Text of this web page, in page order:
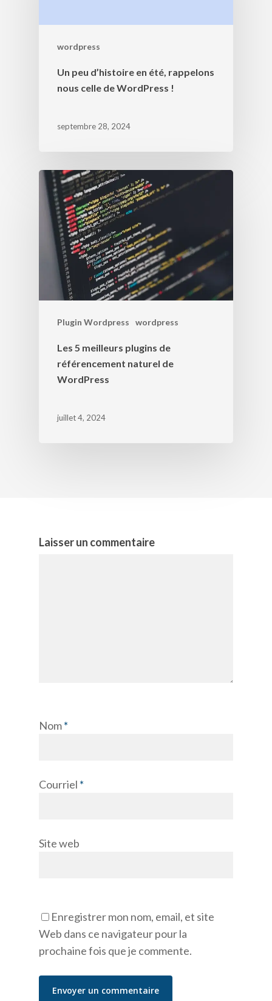
wordpress
Un peu d’histoire en été, rappelons
nous celle de WordPress !
septembre 28, 2024
Plugin Wordpress wordpress
Les 5 meilleurs plugins de
référencement naturel de
WordPress
juillet 4, 2024
Laisser un commentaire
Nom*
Courriel *
Site web
Enregistrer mon nom, email, et site
Web dans ce navigateur pour la
prochaine fois que je commente.